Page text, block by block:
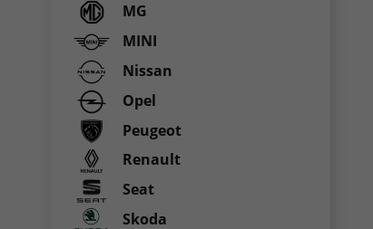
MG
MINI
Nissan
Opel
Peugeot
Renault
Seat
Skoda